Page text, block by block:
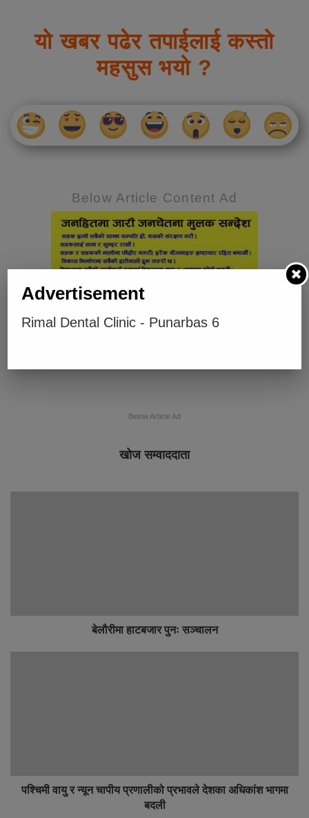
यो खबर पढेर तपाईलाई कस्तो
महसुस भयो ?
Below Article Content Ad
Below Article Ad
खोज सम्वाददाता
बेलौरीमा हाटबजार पुनः सञ्चालन
पश्चिमी वायु र न्यून चापीय प्रणालीको प्रभावले देशका अधिकांश भागमा
बदली
Advertisement
Rimal Dental Clinic - Punarbas 6